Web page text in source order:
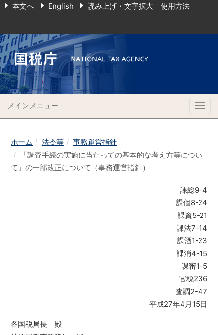
本文へ English 読み上げ・文字拡大 使用方法
メインメニュー
ホーム 法令等
事務運営指針
「調査手続の実施に当たっての基本的な考え方等につい
て」の一部改正について（事務運営指針）
課総9-4
課個8-24
課資5-21
課法7-14
課酒1-23
課消4-15
課審1-5
官税236
査調2-47
平成27年4月15日
各国税局長 殿